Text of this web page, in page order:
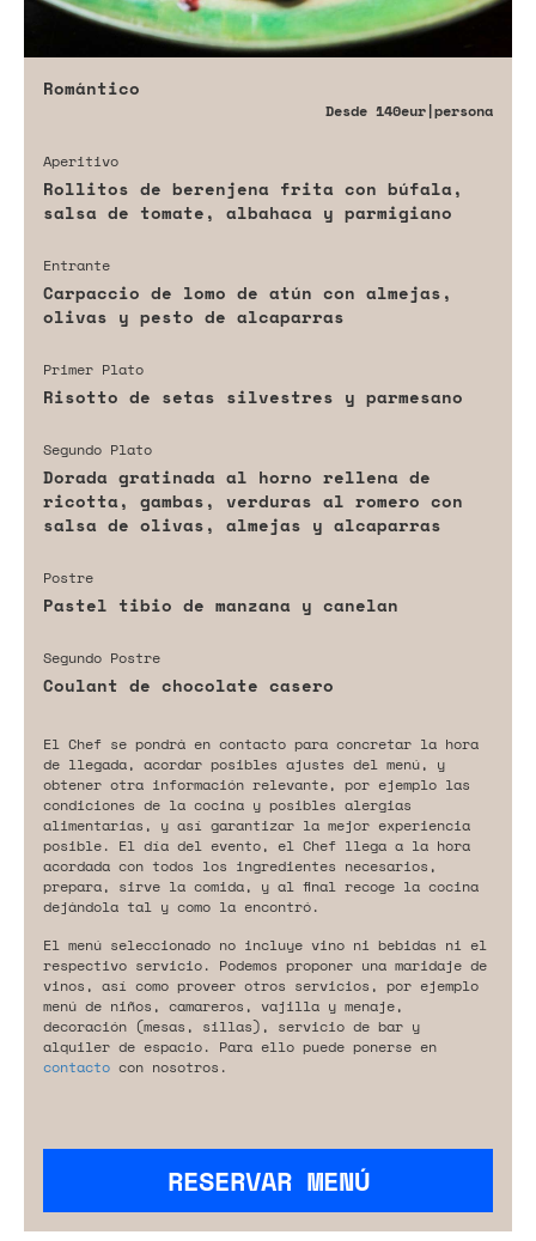
Romántico
Desde 140eur|persona
Aperitivo
Rollitos de berenjena frita con búfala,
salsa de tomate, albahaca y parmigiano
Entrante
Carpaccio de lomo de atún con almejas,
olivas y pesto de alcaparras
Primer Plato
Risotto de setas silvestres y parmesano
Segundo Plato
Dorada gratinada al horno rellena de
ricotta, gambas, verduras al romero con
salsa de olivas, almejas y alcaparras
Postre
Pastel tibio de manzana y canelan
Segundo Postre
Coulant de chocolate casero
El Chef se pondrá en contacto para concretar la hora
de llegada, acordar posibles ajustes del menú, y
obtener otra información relevante, por ejemplo las
condiciones de la cocina y posibles alergias
alimentarias, y así garantizar la mejor experiencia
posible. El día del evento, el Chef llega a la hora
acordada con todos los ingredientes necesarios,
prepara, sirve la comida, y al final recoge la cocina
dejándola tal y como la encontró.
El menú seleccionado no incluye vino ni bebidas ni el
respectivo servicio. Podemos proponer una maridaje de
vinos, así como proveer otros servicios, por ejemplo
menú de niños, camareros, vajilla y menaje,
decoración (mesas, sillas), servicio de bar y
alquiler de espacio. Para ello puede ponerse en
contacto con nosotros.
RESERVAR MENÚ